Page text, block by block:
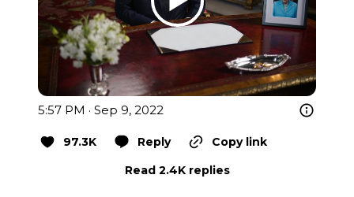
5:57 PM · Sep 9, 2022
97.3K Reply
Copy link
Read 2.4K replies